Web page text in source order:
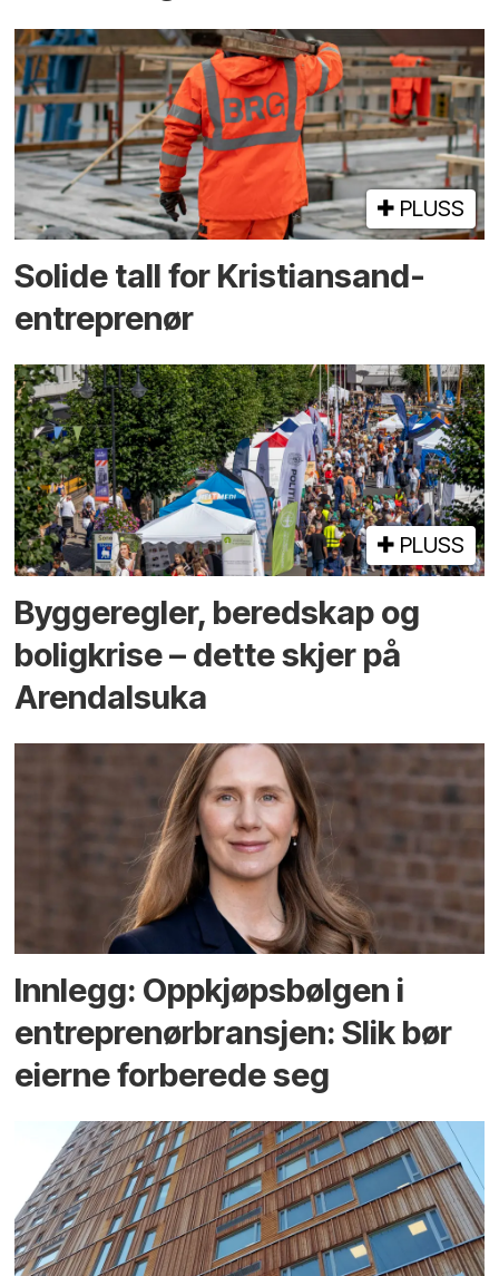
PLUSS
Solide tall for Kristiansand-
entreprenør
PLUSS
Bygge­regler, beredskap og
bolig­krise – dette skjer på
Arendals­uka
Innlegg: Oppkjøps­bølgen i
entreprenør­bransjen: Slik bør
eierne forberede seg